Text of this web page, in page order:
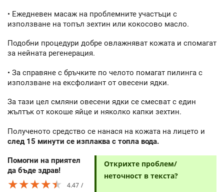
• Ежедневен масаж на проблемните участъци с
използване на топъл зехтин или кокосово масло.
Подобни процедури добре овлажняват кожата и спомагат
за нейната регенерация.
• За справяне с бръчките по челото помагат пилинга с
използване на ексфолиант от овесени ядки.
За тази цел смляни овесени ядки се смесват с един
жълтък от кокоше яйце и няколко капки зехтин.
Полученото средство се нанася на кожата на лицето и
след 15 минути се изплаква с топла вода.
Помогни на приятел
да бъде здрав!
★★★★★
★★★★★
★★★★★ 4.47
Открихте проблем/
неточност в текста?